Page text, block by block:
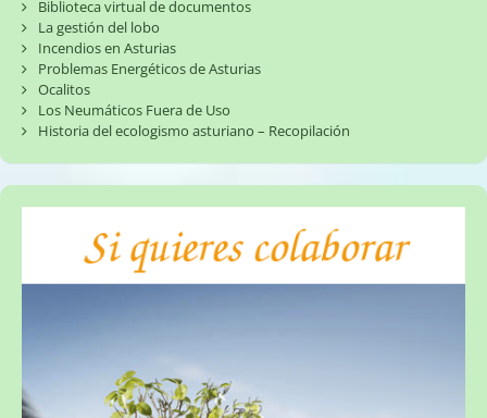
Biblioteca virtual de documentos
La gestión del lobo
Incendios en Asturias
Problemas Energéticos de Asturias
Ocalitos
Los Neumáticos Fuera de Uso
Historia del ecologismo asturiano – Recopilación